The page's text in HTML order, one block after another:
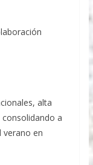
alta
a
verano en